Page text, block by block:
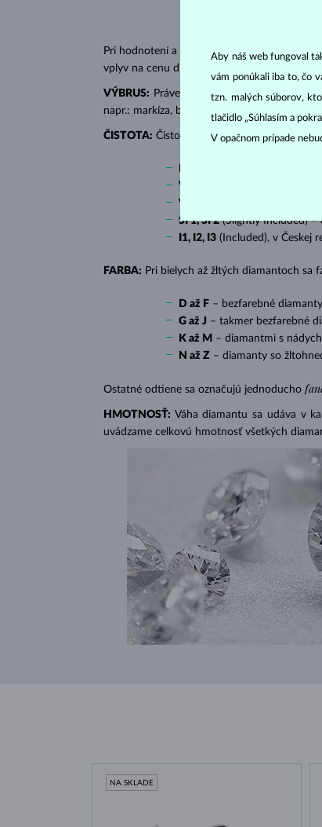
Pri hodnotení a certifikácii diamantov sa
vplyv na cenu diamantu.
VÝBRUS: Práve správny výbrus dodáva
napr.: markíza, bageta, srdiečko, slza, ovál
ČISTOTA: Čistotu určuje množstvo, veľkosť
(Internally Flawless) –
VVS 1, VVS 2
VS 1, VS 2
SI 1, SI 2 (Slightly Included)
I1, I2, I3 (Included), v Českej
FARBA: Pri bielych až žltých diamantoch sa
D až F – bezfarebné
G až J – takmer bezfarebné
K až M – diamantmi s
N až Z – diamanty so
Ostatné odtiene sa označujú jednoducho
HMOTNOSŤ: Váha diamantu sa udáva v
uvádzame celkovú hmotnosť všetkých
NA SKLADE
Aby náš web fungoval
vám ponúkali iba to, čo
tzn. malých súborov,
tlačidlo „Súhlasím a
V opačnom prípade